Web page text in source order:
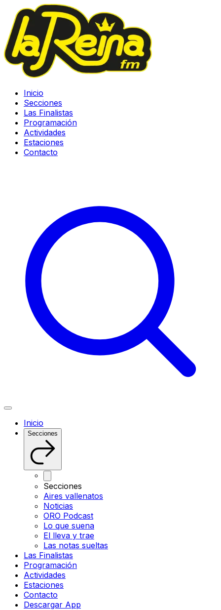
Inicio
Secciones
Las Finalistas
Programación
Actividades
Estaciones
Contacto
Inicio
Secciones
Secciones
Aires vallenatos
Noticias
ORO Podcast
Lo que suena
El lleva y trae
Las notas sueltas
Las Finalistas
Programación
Actividades
Estaciones
Contacto
Descargar App